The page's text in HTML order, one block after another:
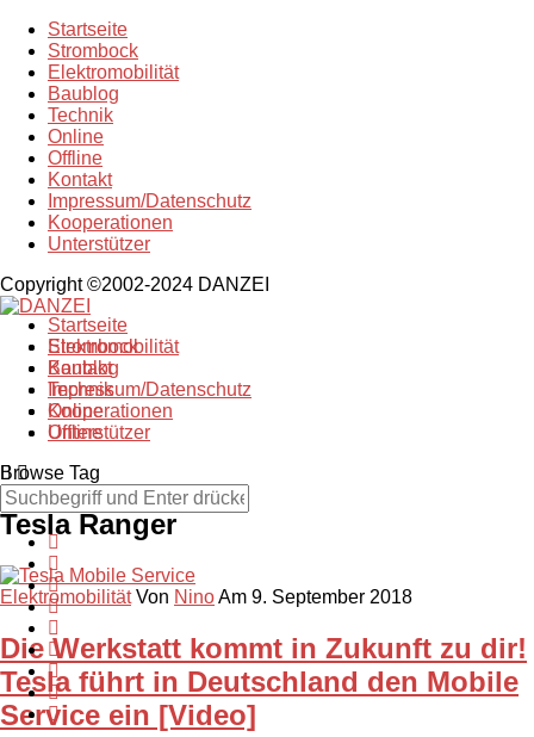
Startseite
Strombock
Elektromobilität
Baublog
Technik
Online
Offline
Kontakt
Impressum/Datenschutz
Kooperationen
Unterstützer
Copyright ©2002-2024 DANZEI
Startseite
Strombock
Kontakt
Impressum/Datenschutz
Kooperationen
Unterstützer
Elektromobilität
Baublog
Technik
Online
Offline
Browse Tag
Tesla Ranger
Elektromobilität Von NinoAm 9. September 2018
Die Werkstatt kommt in Zukunft zu dir!
Tesla führt in Deutschland den Mobile
Service ein [Video]